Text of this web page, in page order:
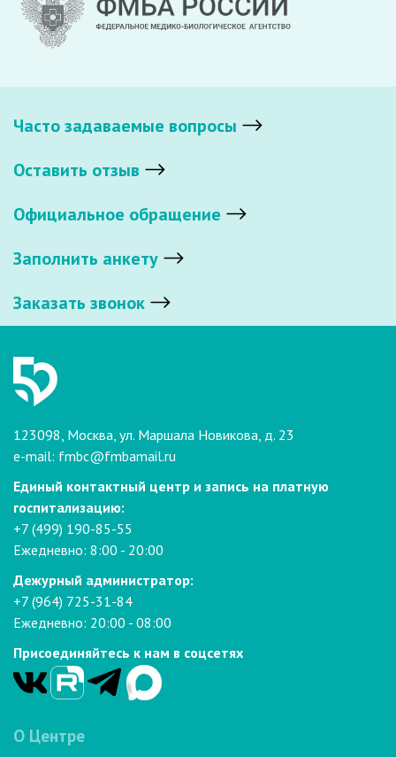
Часто задаваемые вопросы
Оставить отзыв
Официальное обращение
Заполнить анкету
Заказать звонок
123098, Москва, ул. Маршала Новикова, д. 23
e-mail: fmbc@fmbamail.ru
Единый контактный центр и запись на платную
госпитализацию:
+7 (499) 190-85-55
Ежедневно: 8:00 - 20:00
Дежурный администратор:
+7 (964) 725-31-84
Ежедневно: 20:00 - 08:00
Присоединяйтесь к нам в соцсетях
О Центре